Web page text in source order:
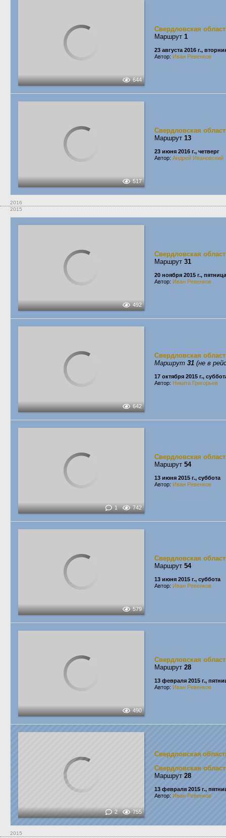
644
Свердловская
Маршрут 1
23 августа 2016 г.,
Автор: Иван Ревенков
517
Свердловская
Маршрут 13
23 июня 2016 г., четверг
Автор: Андрей Ивановский
2016
2015
492
Свердловская
Маршрут 31
20 ноября 2015 г., пятница
Автор: Иван Ревенков
642
Свердловская
Маршрут 31 (не в
17 октября 2015 г.,
Автор: Никита Григорьев
1 742
Свердловская
Маршрут 54
13 июня 2015 г., суббота
Автор: Иван Ревенков
579
Свердловская
Маршрут 54
13 июня 2015 г., суббота
Автор: Иван Ревенков
490
Свердловская
Маршрут 28
13 февраля 2015 г.,
Автор: Иван Ревенков
2 755
Свердловская
Свердловская
Маршрут 28
13 февраля 2015 г.,
Автор: Иван Ревенков
2015